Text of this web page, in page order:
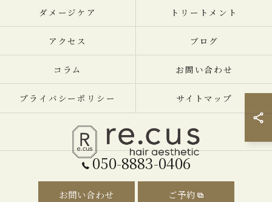
050-8883-0406
お問い合わせ ご予約
ダメージケア トリートメント
アクセス ブログ
コラム お問い合わせ
プライバシーポリシー サイトマップ
© 2026 神奈川県横須賀中央の美容室ならRe.cus ヘアエステティック ALL